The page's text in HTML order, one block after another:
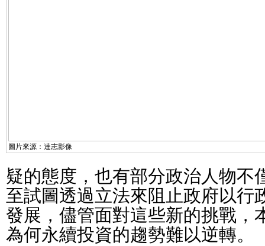
圖片來源：達志影像
疑的態度，也有部分政治人物不
至試圖透過立法來阻止政府以行
發展，儘管面對這些新的挑戰，
為何永續投資的趨勢難以逆轉。